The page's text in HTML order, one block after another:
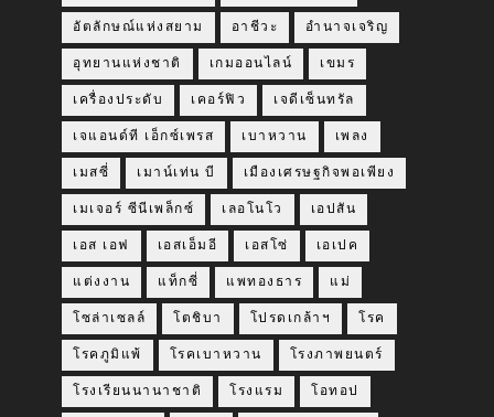
อัตลักษณ์แห่งสยาม อาชีวะ อำนาจเจริญ
อุทยานแห่งชาติ เกมออนไลน์ เขมร
เครื่องประดับ เคอร์ฟิว เจดีเซ็นทรัล
เจแอนด์ที เอ็กซ์เพรส เบาหวาน เพลง
เมสซี่ เมาน์เท่น บี เมืองเศรษฐกิจพอเพียง
เมเจอร์ ซีนีเพล็กซ์ เลอโนโว เอปสัน
เอส เอฟ เอสเอ็มอี เอสโซ่ เอเปค
แต่งงาน แท็กซี่ แพทองธาร แม่
โซล่าเซลล์ โตชิบา โปรดเกล้าฯ โรค
โรคภูมิแพ้ โรคเบาหวาน โรงภาพยนตร์
โรงเรียนนานาชาติ โรงแรม โอทอป